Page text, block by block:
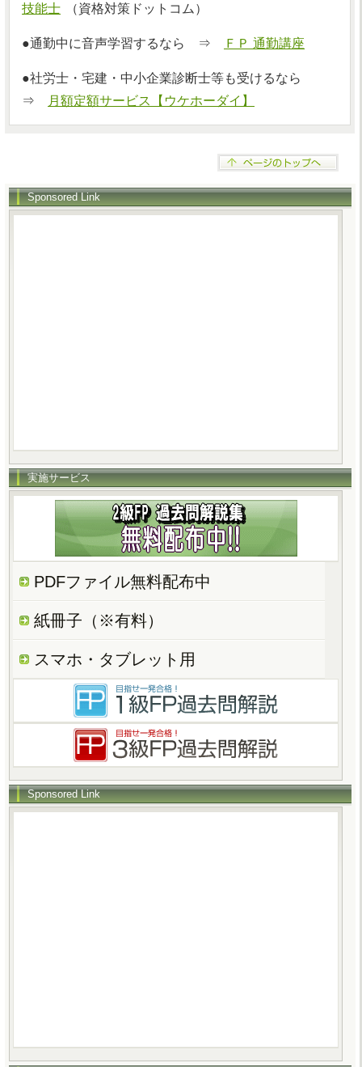
技能士
（資格対策ドットコム）
●通勤中に音声学習するなら ⇒ ＦＰ 通勤講座
●社労士・宅建・中小企業診断士等も受けるなら
⇒
月額定額サービス【ウケホーダイ】
Sponsored Link
実施サービス
PDFファイル無料配布中
紙冊子（※有料）
スマホ・タブレット用
Sponsored Link